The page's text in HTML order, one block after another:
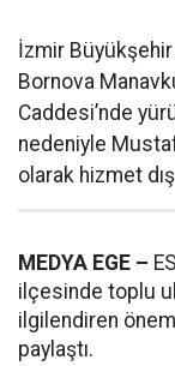
İzmir
Bornova
Caddesi’nde
nedeniyle
olarak hizmet
MEDYA EGE –
ilçesinde toplu
ilgilendiren
paylaştı.